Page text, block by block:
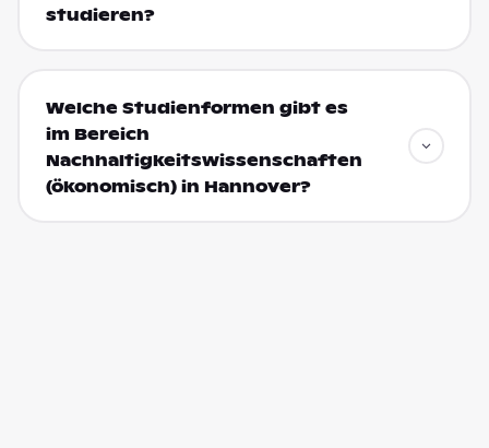
studieren?
Welche Studienformen gibt es
im Bereich
Nachhaltigkeitswissenschaften
(ökonomisch) in Hannover?